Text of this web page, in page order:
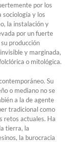
por los
sociología y los
la instalación y
por un fuerte
producción
y marginada,
o mitológica.
Su
o mediano no se
a la de agente
tradicional como
retos actuales. Ha
tierra, la
la burocracia